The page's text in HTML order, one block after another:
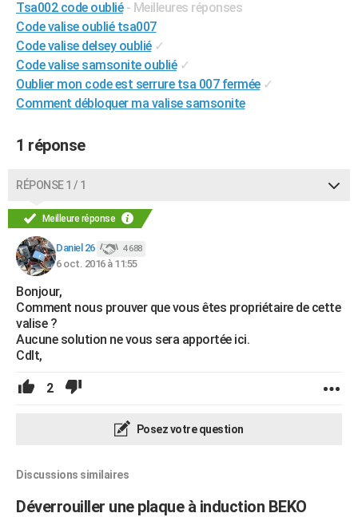
Destinations
City break
Voyage nature
Voyage de noces
Forum
Climat
+PHOTO
GUIDES D'ACHAT
BONS PLANS
Carte de Noël
Carte Bonne année
Carte Saint-Valentin
Carte Pâques
Carte d'anniversaire
DICTIONNAIRE
Dictionnaire
Biographies
Citations
Expressions
Proverbes
PROGRAMME TV
COPAINS D'AVANT
S'inscrire
Se connecter
Lycées
Collèges
Primaires
Universités
Entreprises
Service militaire
Avis de recherche
AVIS DE DÉCÈS
FORUM
Bricolage
Lifestyle
Culture
Sport
Auto
Television
Voyage
Cinema
Tsa002 code oublié - Meilleures réponses
Code valise oublié tsa007
Code valise delsey oublié ✓
Code valise samsonite oublié ✓
Oublier mon code est serrure tsa 007 fermée ✓
Comment débloquer ma valise samsonite
1 réponse
RÉPONSE 1 / 1
Meilleure réponse
Daniel 26 4 688
6 oct. 2016 à 11:55
Bonjour,
Comment nous prouver que vous êtes propriétaire de cette
valise ?
Aucune solution ne vous sera apportée ici.
Cdlt,
2
Posez votre question
Discussions similaires
Déverrouiller une plaque à induction BEKO